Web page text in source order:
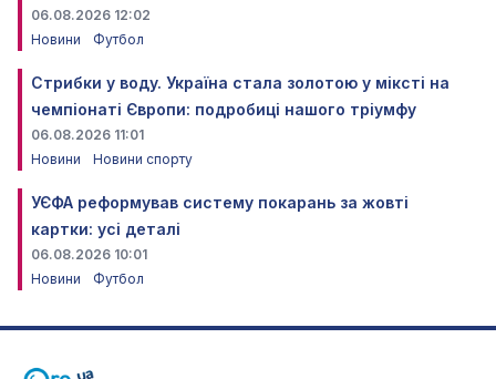
06.08.2026 12:02
Новини
Футбол
Стрибки у воду. Україна стала золотою у міксті на
чемпіонаті Європи: подробиці нашого тріумфу
06.08.2026 11:01
Новини
Новини спорту
УЄФА реформував систему покарань за жовті
картки: усі деталі
06.08.2026 10:01
Новини
Футбол